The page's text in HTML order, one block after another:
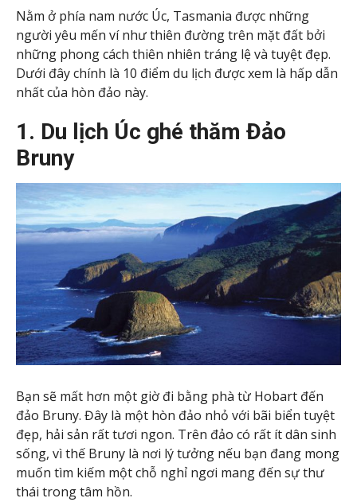
Nằm ở phía nam nước Úc, Tasmania được những
người yêu mến ví như thiên đường trên mặt đất bởi
những phong cách thiên nhiên tráng lệ và tuyệt đẹp.
Dưới đây chính là 10 điểm du lịch được xem là hấp dẫn
nhất của hòn đảo này.
1. Du lịch Úc ghé thăm Đảo
Bruny
Bạn sẽ mất hơn một giờ đi bằng phà từ Hobart đến
đảo Bruny. Đây là một hòn đảo nhỏ với bãi biển tuyệt
đẹp, hải sản rất tươi ngon. Trên đảo có rất ít dân sinh
sống, vì thế Bruny là nơi lý tưởng nếu bạn đang mong
muốn tìm kiếm một chỗ nghỉ ngơi mang đến sự thư
thái trong tâm hồn.